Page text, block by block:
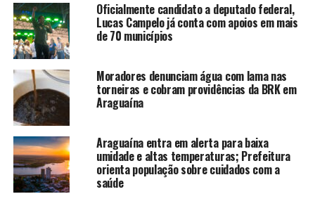
Oficialmente candidato a deputado federal,
Lucas Campelo já conta com apoios em mais
de 70 municípios
Moradores denunciam água com lama nas
torneiras e cobram providências da BRK em
Araguaína
Araguaína entra em alerta para baixa
umidade e altas temperaturas; Prefeitura
orienta população sobre cuidados com a
saúde